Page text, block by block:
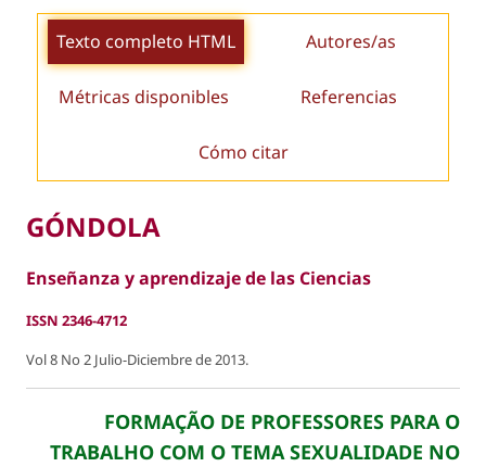
Texto completo HTML Autores/as
Métricas disponibles Referencias
Cómo citar
GÓNDOLA
Enseñanza y aprendizaje de las Ciencias
ISSN 2346-4712
Vol 8 No 2 Julio-Diciembre de 2013.
FORMAÇÃO DE PROFESSORES PARA O
TRABALHO COM O TEMA SEXUALIDADE NO